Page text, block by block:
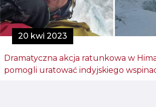
20 kwi 2023
Dramatyczna akcja ratunkowa w
pomogli uratować indyjskiego